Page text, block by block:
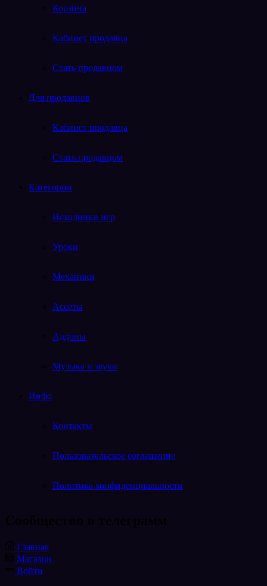
Корзина
Кабинет продавца
Стать продавцом
Для продавцов
Кабинет продавца
Стать продавцом
Категории
Исходники игр
Уроки
Механики
Ассеты
Аддоны
Музыка и звуки
Инфо
Контакты
Пользовательское соглашение
Политика конфиденциальности
Telegram
Главная
Магазин
Войти